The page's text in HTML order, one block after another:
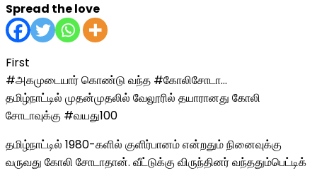
Spread the love
First
#அகமுடையார் கொண்டு வந்த #கோலிசோடா…
தமிழ்நாட்டில் முதன்முதலில் வேலூரில் தயாரானது கோலி
சோடாவுக்கு #வயது100
தமிழ்நாட்டில் 1980-களில் குளிர்பானம் என்றதும் நினைவுக்கு
வருவது கோலி சோடாதான். வீட்டுக்கு விருந்தினர் வந்ததும்பெட்டிக்